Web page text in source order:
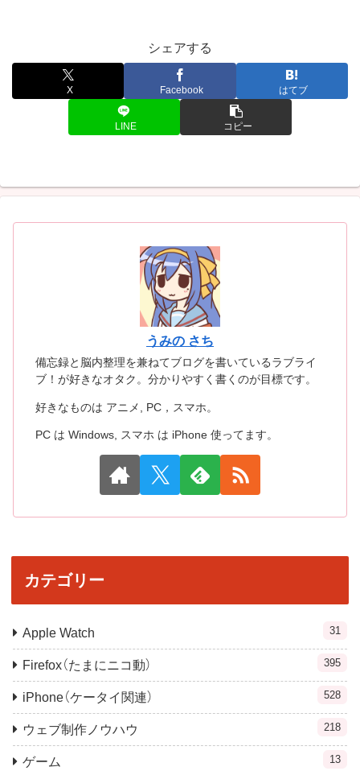
シェアする
X Facebook はてブ
LINE コピー
うみの さち
備忘録と脳内整理を兼ねてブログを書いているラブライ
ブ！が好きなオタク。分かりやすく書くのが目標です。
好きなものは アニメ, PC，スマホ。
PC は Windows, スマホ は iPhone 使ってます。
カテゴリー
Apple Watch 31
Firefox（たまにニコ動） 395
iPhone（ケータイ関連） 528
ウェブ制作ノウハウ 218
ゲーム 13